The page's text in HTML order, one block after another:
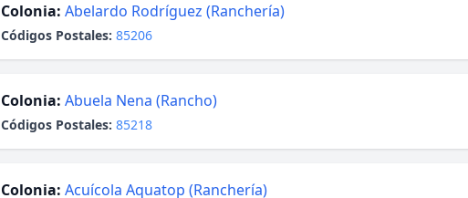
Colonia: Abelardo Rodríguez (Ranchería)
Códigos Postales: 85206
Colonia: Abuela Nena (Rancho)
Códigos Postales: 85218
Colonia: Acuícola Aquatop (Ranchería)